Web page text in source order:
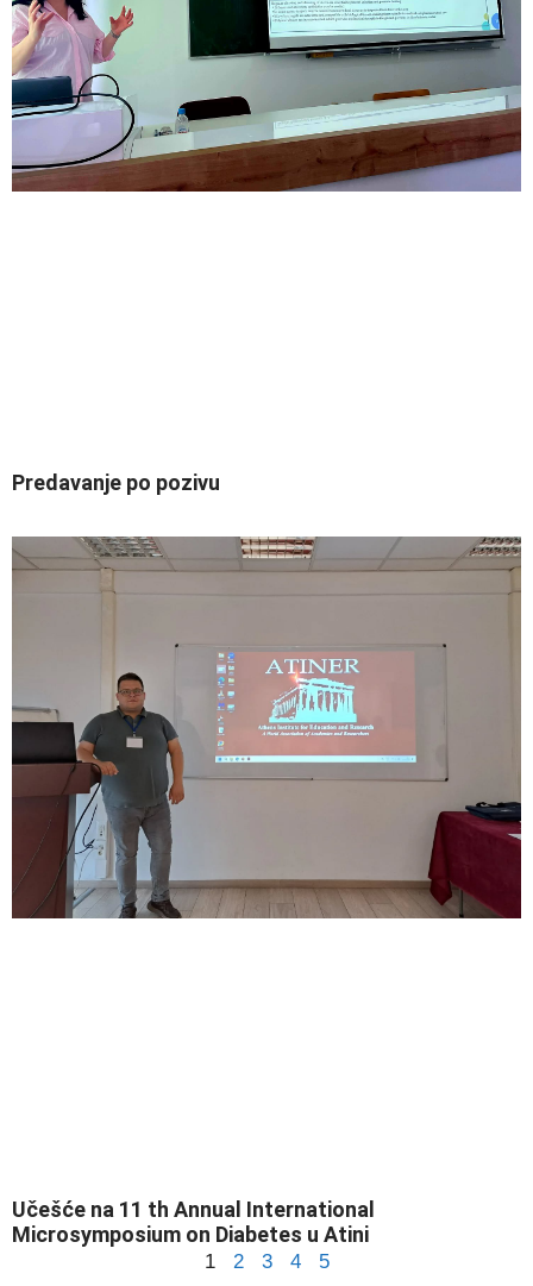
Predavanje po pozivu
Učešće na 11 th Annual International
Microsymposium on Diabetes u Atini
1 2 3 4 5